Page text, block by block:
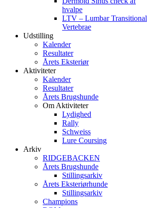
hvalpe
LTV – Lumbar Transitional
Vertebrae
Udstilling
Kalender
Resultater
Årets Eksteriør
Aktiviteter
Kalender
Resultater
Årets Brugshunde
Om Aktiviteter
Lydighed
Rally
Schweiss
Lure Coursing
Arkiv
RIDGEBACKEN
Årets Brugshunde
Stillingsarkiv
Årets Eksteriørhunde
Stillingsarkiv
Champions